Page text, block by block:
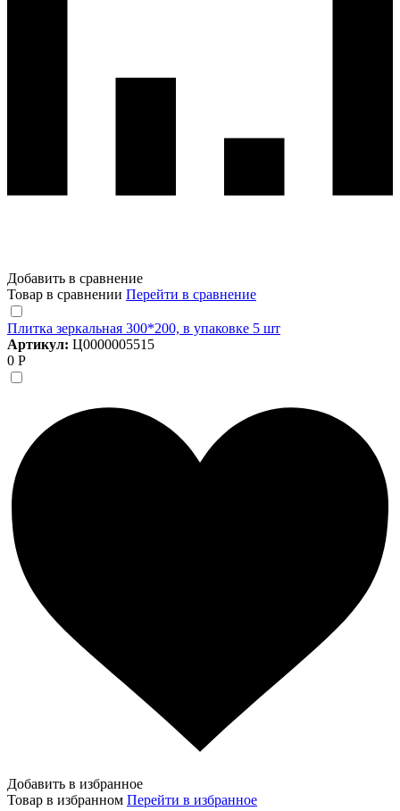
Добавить в сравнение
Товар в сравнении Перейти в сравнение
Плитка зеркальная 300*200, в упаковке 5 шт
Артикул: Ц0000005515
0 Р
Добавить в избранное
Товар в избранном Перейти в избранное